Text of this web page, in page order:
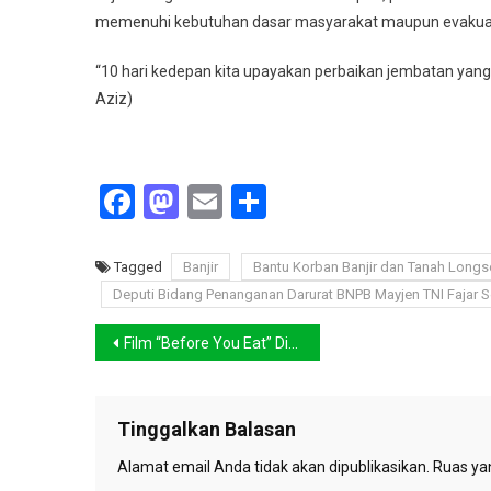
memenuhi kebutuhan dasar masyarakat maupun
“10 hari kedepan kita upayakan perbaikan jembatan
Aziz)
Facebook
Mastodon
Email
Tagged Banjir
Bantu Korban Banjir dan Tanah
Deputi Bidang Penanganan Darurat BNPB Mayjen TNI Fajar
Navigasi
Film “Before You Eat” Dirilis Global, Greenpeace Indonesia: Babak Baru Perjuangan Keadilan di Industri Perikanan
Tinggalkan Balasan
Alamat email Anda tidak akan dipublikasikan. Ruas